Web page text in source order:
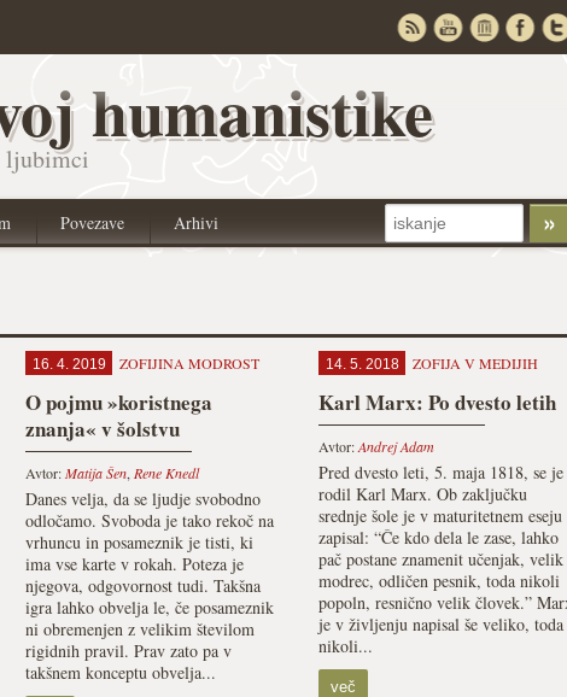
humanistike
Povezave Arhivi
16. 4. 2019 ZOFIJINA MODROST
O pojmu »koristnega
znanja« v šolstvu
Avtor:Matija Šen, Rene Knedl
Danes velja, da se ljudje svobodno
odločamo. Svoboda je tako rekoč na
vrhuncu in posameznik je tisti, ki
ima vse karte v rokah. Poteza je
njegova, odgovornost tudi. Takšna
igra lahko obvelja le, če posameznik
ni obremenjen z velikim številom
rigidnih pravil. Prav zato pa v
takšnem konceptu obvelja...
14. 5. 2018 ZOFIJA V MEDIJIH
Karl Marx: Po dvesto letih
Avtor:Andrej Adam
Pred dvesto leti, 5. maja 1818, se je
rodil Karl Marx. Ob zaključku
srednje šole je v maturitetnem eseju
zapisal: “Če kdo dela le zase, lahko
pač postane znamenit učenjak, velik
modrec, odličen pesnik, toda nikoli
popoln, resnično velik človek.”
je v življenju napisal še veliko, toda
nikoli...
več